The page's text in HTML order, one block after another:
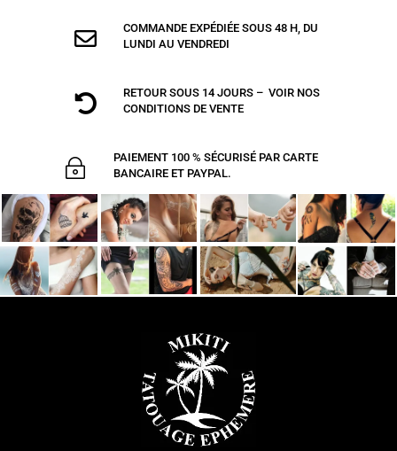

COMMANDE EXPÉDIÉE SOUS 48 H, DU
LUNDI AU VENDREDI

RETOUR SOUS 14 JOURS – VOIR NOS
CONDITIONS DE VENTE
~
PAIEMENT 100 % SÉCURISÉ PAR CARTE
BANCAIRE ET PAYPAL.